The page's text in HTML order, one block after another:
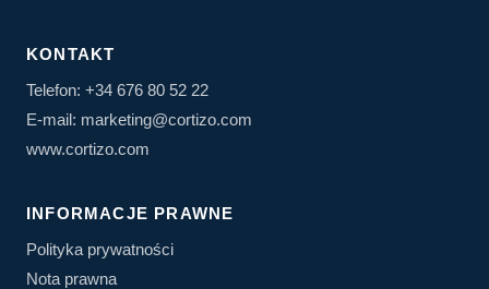
KONTAKT
Telefon: +34 676 80 52 22
E-mail: marketing@cortizo.com
www.cortizo.com
INFORMACJE PRAWNE
Polityka prywatności
Nota prawna